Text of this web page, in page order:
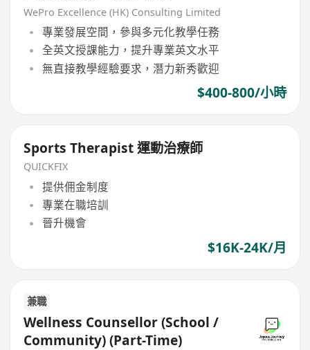
WePro Excellence (HK) Consulting Limited
專業發展空間，參與多元化教學任務
全英文授課能力，提升專業英文水平
無直接教學經驗要求，潛力新秀歡迎
$400-800/小時
Sports Therapist 運動治療師
QUICKFIX
提供佣金制度
專業在職培訓
晉升機會
$16K-24K/月
兼職
Wellness Counsellor (School /
Community) (Part-Time)